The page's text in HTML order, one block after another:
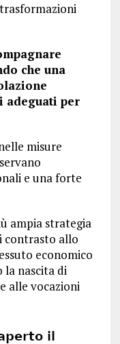
che una
adeguati per
misure
e una forte
ampia strategia
contrasto allo
economico
la nascita di
alle vocazioni